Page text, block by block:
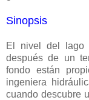
Sinopsis
El nivel del lago
después de un
fondo están
ingeniera
cuando descubre